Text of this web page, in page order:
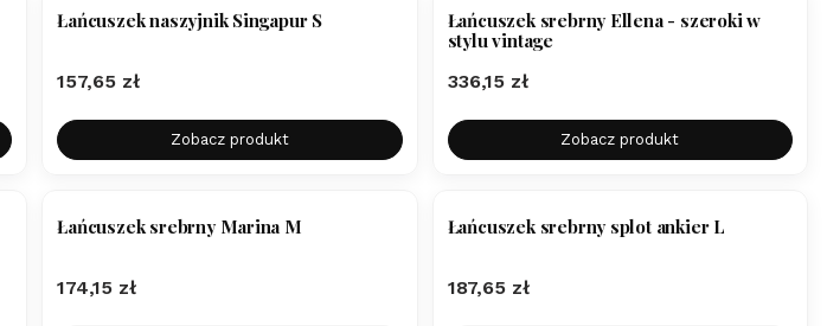
Łańcuszek naszyjnik Singapur S
Cena
157,65 zł
Zobacz produkt
Łańcuszek srebrny Ellena - szeroki w
stylu vintage
Cena
336,15 zł
Zobacz produkt
Łańcuszek srebrny Marina M
Cena
174,15 zł
Łańcuszek srebrny splot ankier L
Cena
187,65 zł